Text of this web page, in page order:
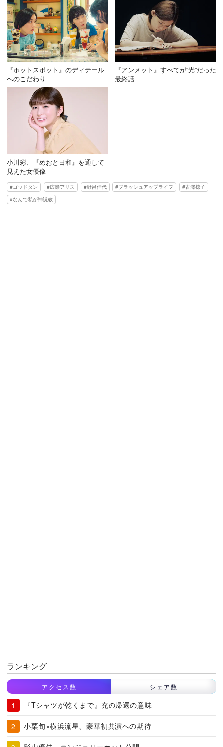
『ホットスポット』のディテール
へのこだわり
『アンメット』すべてが“光”だった
最終話
小川彩、『めおと日和』を通して
見えた女優像
ゴッドタン 広瀬アリス 野呂佳代 ブラッシュアップライフ
古澤椋子
なんで私が神説教
ランキング
アクセス数 シェア数
『Tシャツが乾くまで』充の帰還の意味
小栗旬×横浜流星、豪華初共演への期待